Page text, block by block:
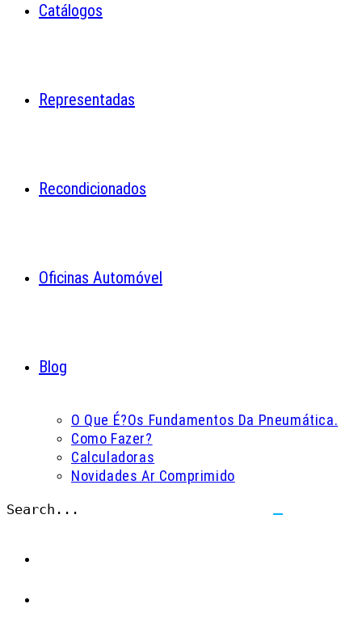
Catálogos
Representadas
Recondicionados
Oficinas Automóvel
Blog
O Que É?Os Fundamentos Da Pneumática.
Como Fazer?
Calculadoras
Novidades Ar Comprimido
Search...